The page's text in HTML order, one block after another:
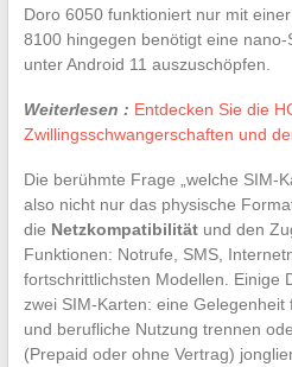
Doro 6050 funktioniert nur mit
8100 hingegen benötigt eine
unter Android 11 auszuschöpfen.
Weiterlesen : Entdecken Sie die
Zwillingsschwangerschaften und
Die berühmte Frage „welche SIM-
also nicht nur das physische
die Netzkompatibilitätund den
Funktionen: Notrufe, SMS,
fortschrittlichsten Modellen. Einige
zwei SIM-Karten: eine
und berufliche Nutzung trennen
(Prepaid oder ohne Vertrag)